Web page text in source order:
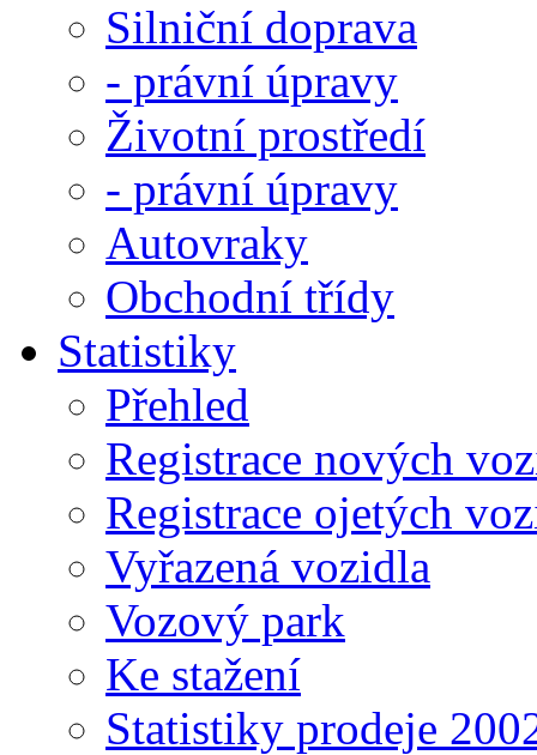
Silniční doprava
- právní úpravy
Životní prostředí
- právní úpravy
Autovraky
Obchodní třídy
Statistiky
Přehled
Registrace nových
Registrace ojetých
Vyřazená vozidla
Vozový park
Ke stažení
Statistiky prodeje